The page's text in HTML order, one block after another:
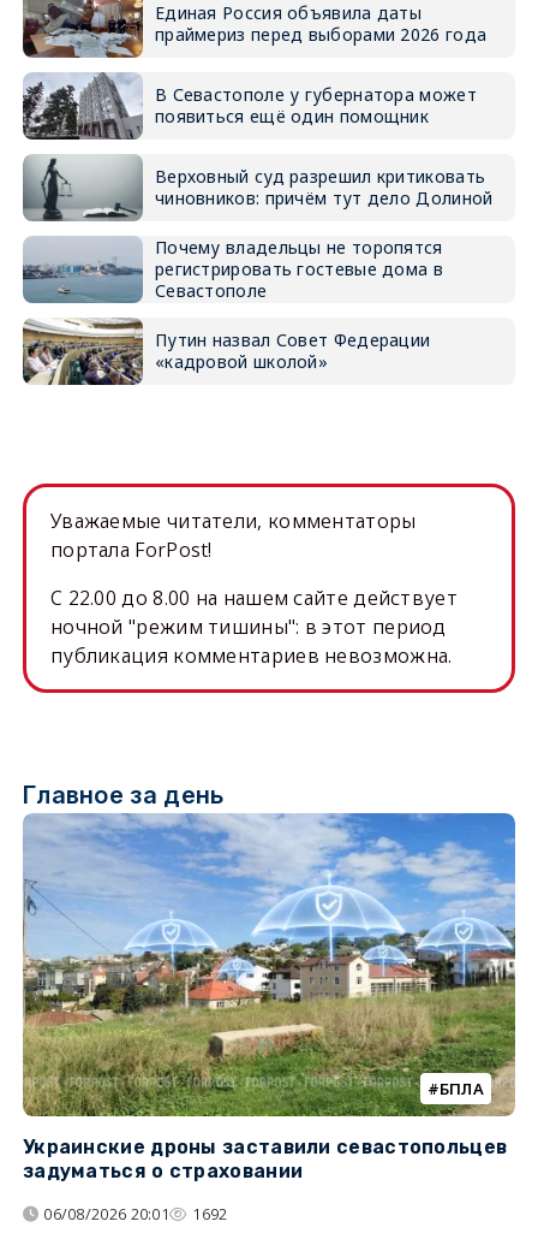
Единая Россия объявила даты
праймериз перед выборами 2026 года
В Севастополе у губернатора может
появиться ещё один помощник
Верховный суд разрешил критиковать
чиновников: причём тут дело Долиной
Почему владельцы не торопятся
регистрировать гостевые дома в
Севастополе
Путин назвал Совет Федерации
«кадровой школой»
Уважаемые читатели, комментаторы
портала ForPost!
C 22.00 до 8.00 на нашем сайте действует
ночной "режим тишины": в этот период
публикация комментариев невозможна.
Главное за день
БПЛА
Украинские дроны заставили севастопольцев
задуматься о страховании
06/08/2026 20:01 1692